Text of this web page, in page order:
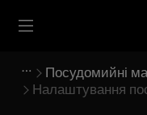
Посудомийні
Налаштування